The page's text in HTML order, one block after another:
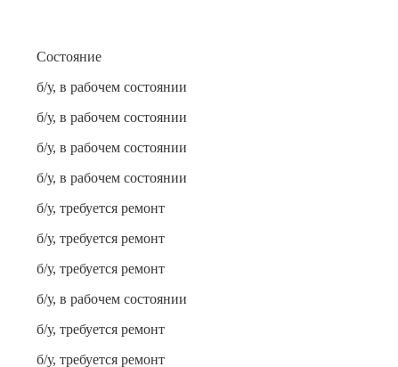
Состояние
б/у, в рабочем состоянии
б/у, в рабочем состоянии
б/у, в рабочем состоянии
б/у, в рабочем состоянии
б/у, требуется ремонт
б/у, требуется ремонт
б/у, требуется ремонт
б/у, в рабочем состоянии
б/у, требуется ремонт
б/у, требуется ремонт